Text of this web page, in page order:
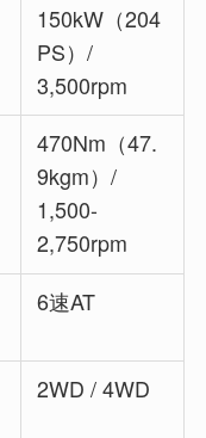
150kW（204
PS）/
3,500rpm
470Nm（47.
9kgm）/
1,500-
2,750rpm
6速AT
2WD / 4WD